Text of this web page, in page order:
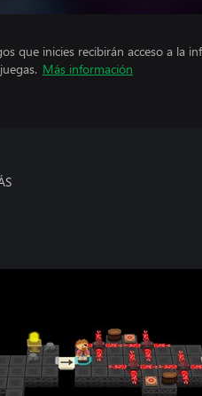
que inicies recibirán acceso a la
Más información